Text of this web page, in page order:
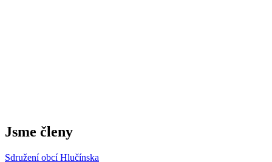
Jsme členy
Sdružení obcí Hlučínska